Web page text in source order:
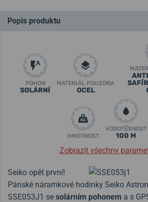
Popis produktu
POHON
SOLÁRNÍ
MATERIÁL POUZDRA
OCEL
HMOTNOST
VODOTĚSNOST
100 M
Zobrazit všechny
Seiko opět první!
Pánské náramkové hodinky Seiko Astron
SSE053J1 se solárním pohonem a s